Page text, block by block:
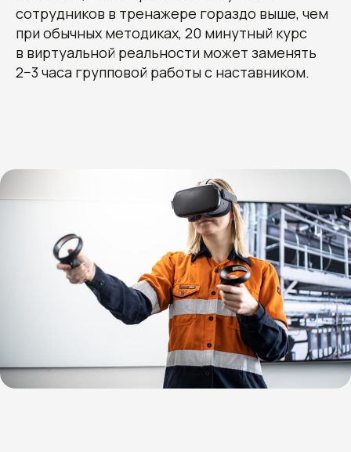
сотрудников в тренажере гораздо выше, чем
при обычных методиках, 20 минутный курс
в виртуальной реальности может заменять
2−3 часа групповой работы с наставником.